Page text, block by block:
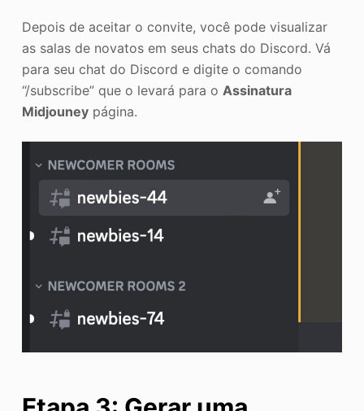
Depois de aceitar o convite, você pode visualizar
as salas de novatos em seus chats do Discord. Vá
para seu chat do Discord e digite o comando
“/subscribe” que o levará para o Assinatura
Midjouneypágina.